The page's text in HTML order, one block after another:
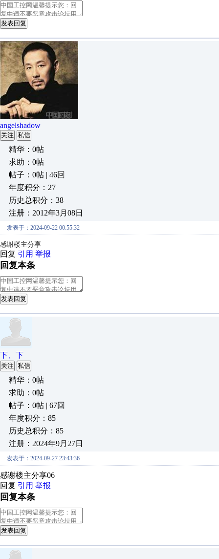
发表回复
angelshadow
关注 私信
精华：0帖
求助：0帖
帖子：0帖 | 46回
年度积分：27
历史总积分：38
注册：2012年3月08日
发表于：2024-09-22 00:55:32
感谢楼主分享
回复 引用 举报
回复本条
发表回复
下、下
关注 私信
精华：0帖
求助：0帖
帖子：0帖 | 67回
年度积分：85
历史总积分：85
注册：2024年9月27日
发表于：2024-09-27 23:43:36
感谢楼主分享06
回复 引用 举报
回复本条
发表回复